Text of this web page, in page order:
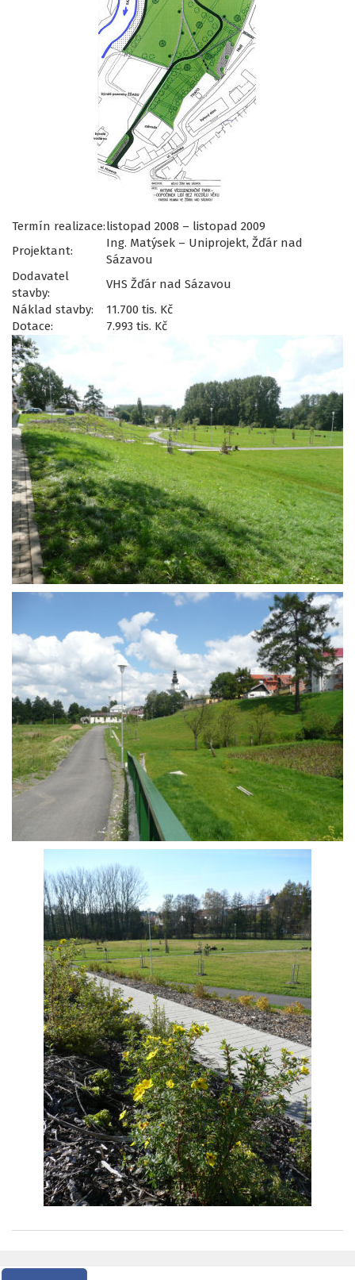
Termín realizace:listopad 2008 – listopad 2009
Projektant:
Ing. Matýsek – Uniprojekt, Žďár nad
Sázavou
Dodavatel
stavby:
VHS Žďár nad Sázavou
Náklad stavby:
11.700 tis. Kč
Dotace:
7.993 tis. Kč